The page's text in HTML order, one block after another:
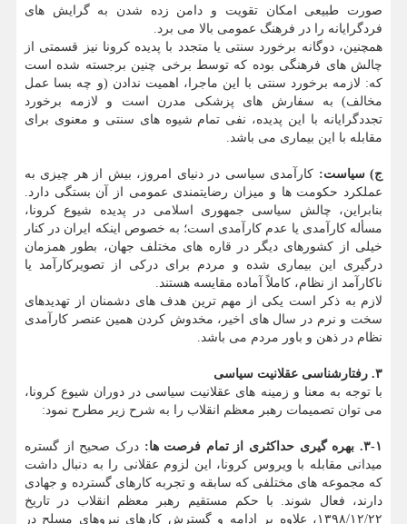
صورت طبیعی امکان تقویت و دامن زده شدن به گرایش های
فردگرایانه را در فرهنگ عمومی بالا می برد.
همچنین، دوگانه برخورد سنتی یا متجدد با پدیده کرونا نیز قسمتی از
چالش های فرهنگی بوده که توسط برخی چنین برجسته شده است
که: لازمه برخورد سنتی با این ماجرا، اهمیت ندادن (و چه بسا عمل
مخالف) به سفارش های پزشکی مدرن است و لازمه برخورد
تجددگرایانه با این پدیده، نفی تمام شیوه های سنتی و معنوی برای
مقابله با این بیماری می باشد.
ج) سیاست: کارآمدی سیاسی در دنیای امروز، بیش از هر چیزی به
عملکرد حکومت ها و میزان رضایتمندی عمومی از آن بستگی دارد.
بنابراین، چالش سیاسی جمهوری اسلامی در پدیده شیوع کرونا،
مسأله کارآمدی یا عدم کارآمدی است؛ به خصوص اینکه ایران در کنار
خیلی از کشورهای دیگر در قاره های مختلف جهان، بطور همزمان
درگیری این بیماری شده و مردم برای درکی از تصویرکارآمد یا
ناکارآمد از نظام، کاملاً آماده مقایسه هستند.
لازم به ذکر است یکی از مهم ترین هدف های دشمنان از تهدیدهای
سخت و نرم در سال های اخیر، مخدوش کردن همین عنصر کارآمدی
نظام در ذهن و باور مردم می باشد.
۳. رفتارشناسی عقلانیت سیاسی
با توجه به معنا و زمینه های عقلانیت سیاسی در دوران شیوع کرونا،
می توان تصمیمات رهبر معظم انقلاب را به شرح زیر مطرح نمود:
۳-۱. بهره گیری حداکثری از تمام فرصت ها:
درک صحیح از گستره
میدانی مقابله با ویروس کرونا، این لزوم عقلانی را به دنبال داشت
که مجموعه های مختلفی که سابقه و تجربه کارهای گسترده و جهادی
دارند، فعال شوند. با حکم مستقیم رهبر معظم انقلاب در تاریخ
۱۳۹۸/۱۲/۲۲، علاوه بر ادامه و گسترش کارهای نیروهای مسلح در